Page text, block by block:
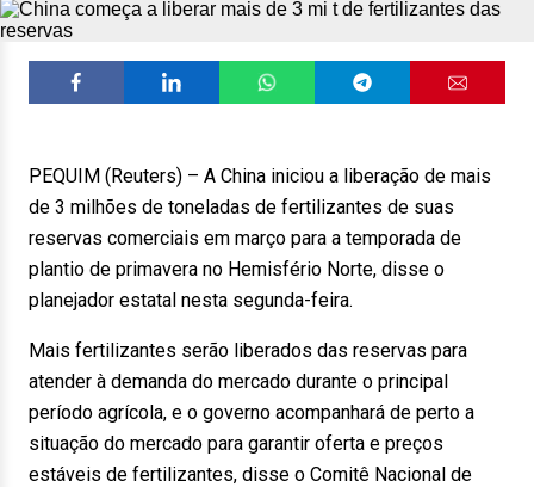
PEQUIM (Reuters) – A China iniciou a liberação de mais
de 3 milhões de toneladas de fertilizantes de suas
reservas comerciais em março para a temporada de
plantio de primavera no Hemisfério Norte, disse o
planejador estatal nesta segunda-feira.
Mais fertilizantes serão liberados das reservas para
atender à demanda do mercado durante o principal
período agrícola, e o governo acompanhará de perto a
situação do mercado para garantir oferta e preços
estáveis de fertilizantes, disse o Comitê Nacional de